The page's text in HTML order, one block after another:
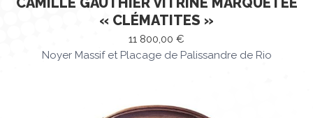
« CLÉMATITES »
11 800,00 €
Noyer Massif et Placage de Palissandre de Rio